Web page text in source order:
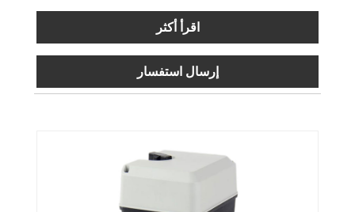
اقرأ أكثر
إرسال استفسار